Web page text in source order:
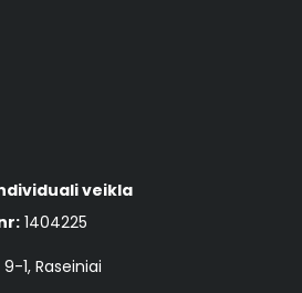
veikla
1404225
1, Raseiniai